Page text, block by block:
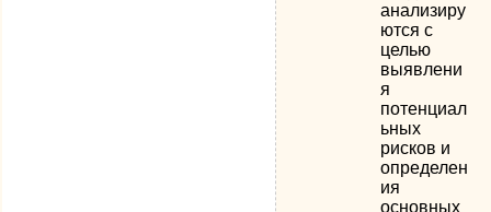
анализиру
ются с
целью
выявлени
я
потенциал
ьных
рисков и
определен
ия
основных